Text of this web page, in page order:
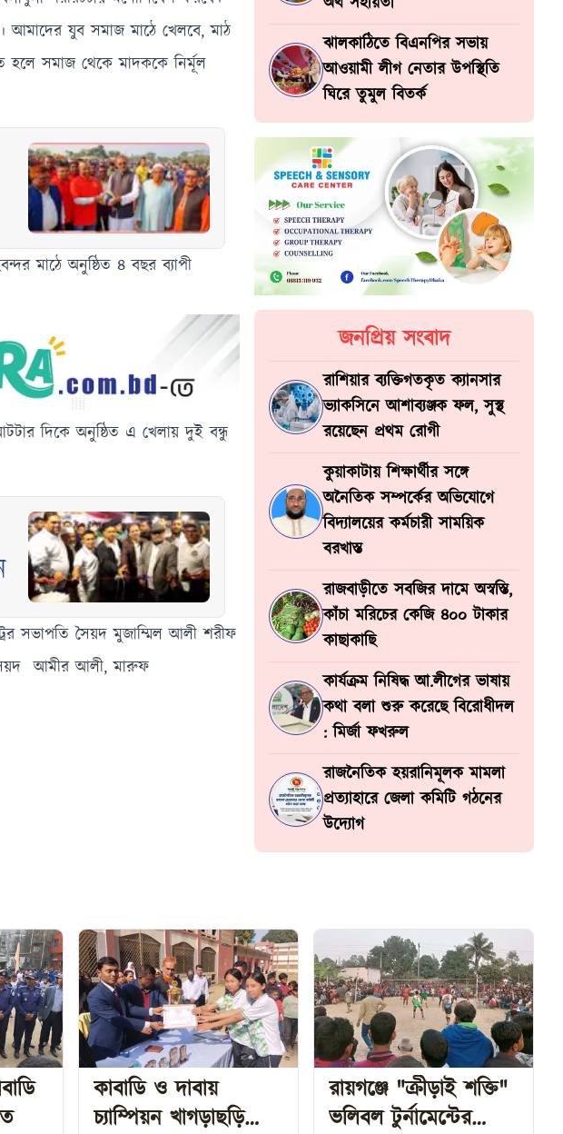
আমাদের যুব সমাজ মাঠে খেলবে, মাঠ
হলে সমাজ থেকে মাদককে নির্মূল
মাঠে অনুষ্ঠিত ৪ বছর ব্যাপী
দিকে অনুষ্ঠিত এ খেলায় দুই বন্ধু
সভাপতি সৈয়দ মুজাম্মিল আলী শরীফ
সৈয়দ আমীর আলী, মারুফ
ঝালকাঠিতে বিএনপির সভায়
আওয়ামী লীগ নেতার উপস্থিতি
ঘিরে তুমুল বিতর্ক
জনপ্রিয় সংবাদ
রাশিয়ার ব্যক্তিগতকৃত ক্যানসার
ভ্যাকসিনে আশাব্যঞ্জক ফল, সুস্থ
রয়েছেন প্রথম রোগী
কুয়াকাটায় শিক্ষার্থীর সঙ্গে
অনৈতিক সম্পর্কের অভিযোগে
বিদ্যালয়ের কর্মচারী সাময়িক
বরখাস্ত
রাজবাড়ীতে সবজির দামে অস্বস্তি,
কাঁচা মরিচের কেজি ৪০০ টাকার
কাছাকাছি
কার্যক্রম নিষিদ্ধ আ.লীগের ভাষায়
কথা বলা শুরু করেছে বিরোধীদল
: মির্জা ফখরুল
রাজনৈতিক হয়রানিমূলক মামলা
প্রত্যাহারে জেলা কমিটি গঠনের
উদ্যোগ
কাবাডি ও দাবায়
চ্যাম্পিয়ন খাগড়াছড়ি
রায়গঞ্জে "ক্রীড়াই শক্তি"
ভলিবল টুর্নামেন্টের